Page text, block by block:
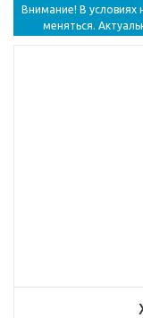
Внимание! В условиях
меняться.